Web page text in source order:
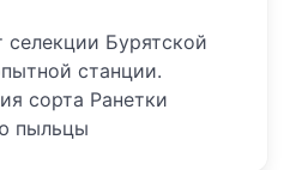
селекции Бурятской
станции.
сорта Ранетки
пыльцы